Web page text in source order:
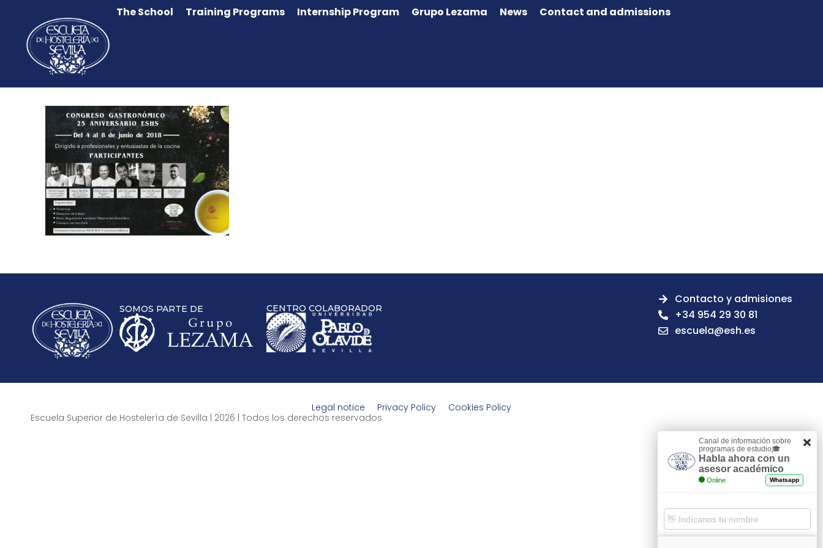
The School Training Programs Internship Program Grupo Lezama News Contact and admissions
SOMOS PARTE DE CENTRO COLABORADOR
Contacto y admisiones
+34 954 29 30 81
escuela@esh.es
Legal notice Privacy Policy
Cookies Policy
Escuela Superior de Hostelería de Sevilla | 2026 | Todos los derechos reservados
Canal de información sobre
programas de estudio🎓
Habla ahora con un
asesor académico
Online Whatsapp